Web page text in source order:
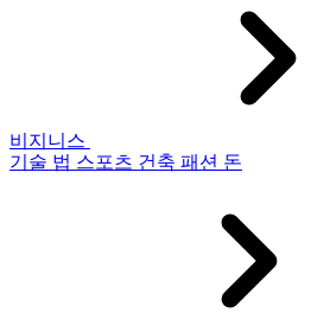
비지니스
기술 법 스포츠 건축 패션 돈